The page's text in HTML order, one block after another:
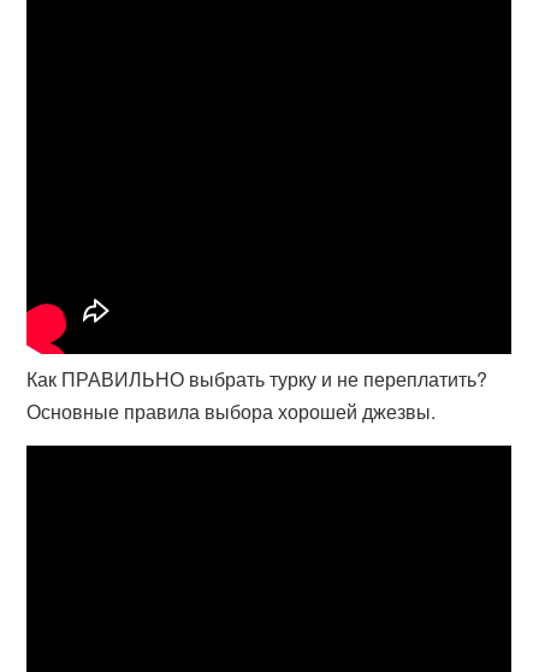
Как ПРАВИЛЬНО выбрать турку и не переплатить?
Основные правила выбора хорошей джезвы.